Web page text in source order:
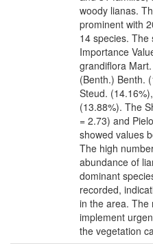
woody lianas.
prominent with
14 species. The
Importance
grandiflora
(Benth.) Benth.
Steud.
(13.88%). The
= 2.73) and
showed values
The high
abundance of
dominant
recorded,
in the area. The
implement
the vegetation